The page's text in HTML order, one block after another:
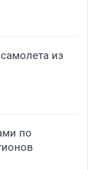
из
по